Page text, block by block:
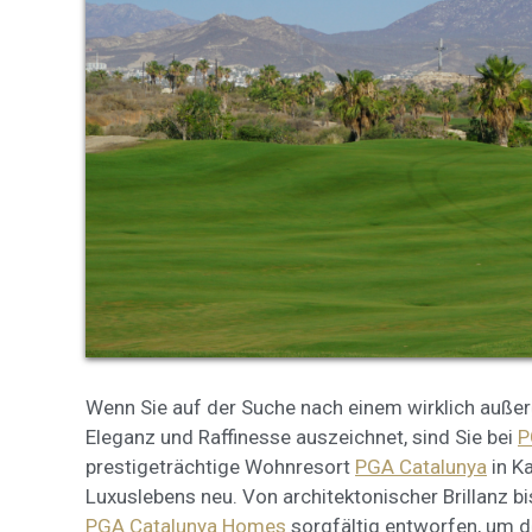
Wenn Sie auf der Suche nach einem wirklich
Eleganz und Raffinesse auszeichnet, sind Sie bei
prestigeträchtige Wohnresort PGA Catalunya in
Luxuslebens neu. Von architektonischer Brillanz
PGA Catalunya Homes sorgfältig entworfen, um
Diese
dass
durch